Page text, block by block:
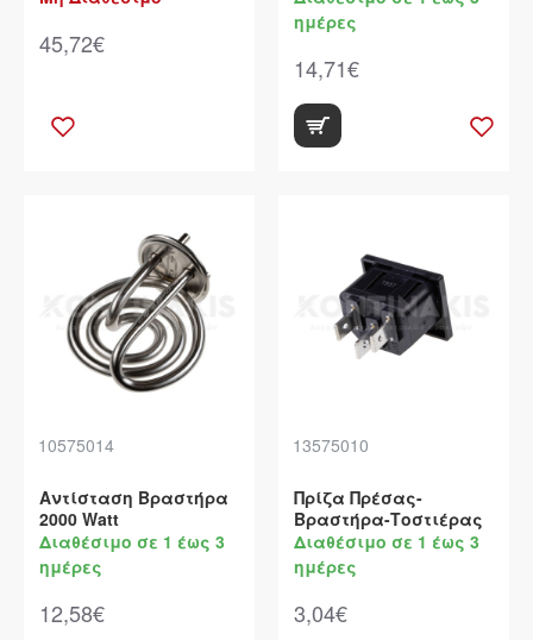
45,72€
ημέρες
14,71€
10575014
Αντίσταση Bραστήρα
2000 Watt
Διαθέσιμο σε 1 έως 3
ημέρες
12,58€
13575010
Πρίζα Πρέσας-
Βραστήρα-Τοστιέρας
Διαθέσιμο σε 1 έως 3
ημέρες
3,04€